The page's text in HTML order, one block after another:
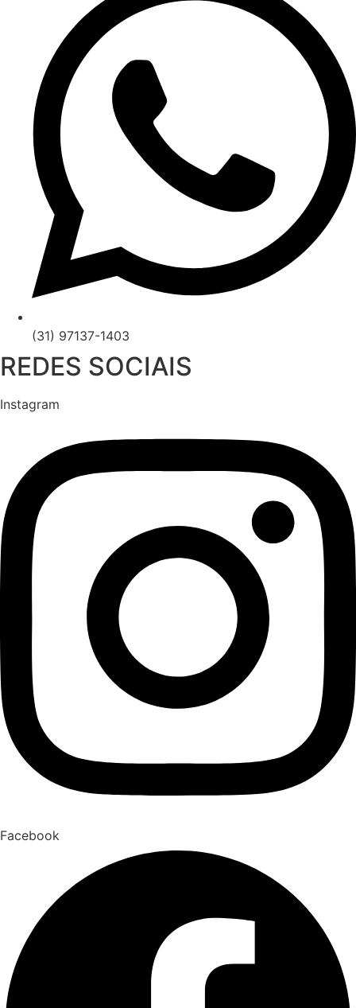
(31) 97137-1403
REDES SOCIAIS
Instagram
Facebook